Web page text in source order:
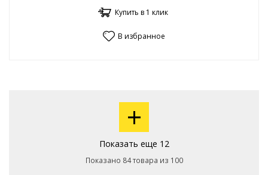
Купить в 1 клик
В избранное
+
Показать еще 12
Показано 84 товара из 100